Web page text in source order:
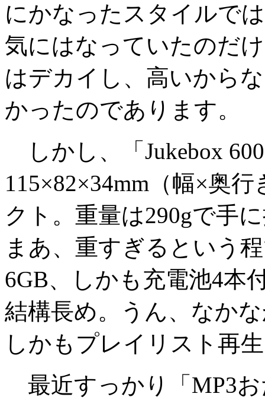
にかなったスタイルで
気にはなっていたのだ
はデカイし、高いから
かったのであります。
しかし、「Jukebox
115×82×34mm（幅×奥
クト。重量は290gで手
まあ、重すぎるという
6GB、しかも充電池4本
結構長め。うん、なか
しかもプレイリスト再
最近すっかり「MP3